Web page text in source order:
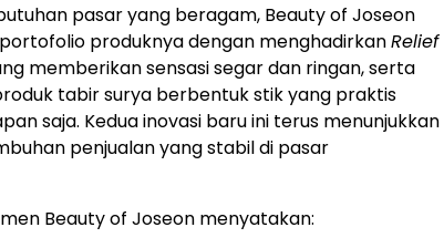
pasar yang beragam, Beauty of Joseon
produknya dengan menghadirkanRelief
memberikan sensasi segar dan ringan, serta
tabir surya berbentuk stik yang praktis
saja. Kedua inovasi baru ini terus menunjukkan
penjualan yang stabil di pasar
Beauty of Joseon menyatakan: